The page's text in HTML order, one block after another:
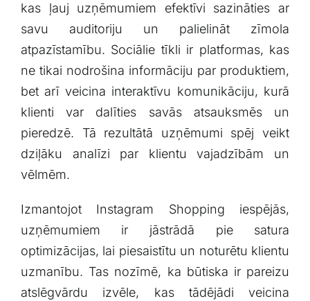
kas ļauj uzņēmumiem efektīvi sazināties ar
savu auditoriju un palielināt zīmola
atpazīstamību. Sociālie tīkli ir platformas, kas
ne tikai nodrošina informāciju par produktiem,
bet arī veicina interaktīvu komunikāciju, kurā
klienti ‌var dalīties savās atsauksmēs un
pieredzē. Tā rezultātā uzņēmumi spēj veikt⁤
dziļāku analīzi par klientu vajadzībām un
vēlmēm.
Izmantojot Instagram Shopping iespējās,
⁢uzņēmumiem ir jāstrādā pie satura
optimizācijas, lai piesaistītu un noturētu klientu
uzmanību. Tas‍ nozīmē, ‍ka būtiska ir pareizu
atslēgvārdu izvēle, ‍kas tādējādi veicina